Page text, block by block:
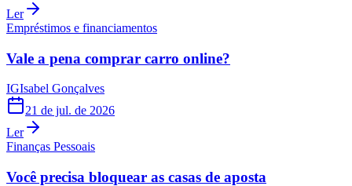
Ler
Empréstimos e financiamentos
Vale a pena comprar carro online?
IGIsabel Gonçalves
21 de jul. de 2026
Ler
Finanças Pessoais
Você precisa bloquear as casas de aposta